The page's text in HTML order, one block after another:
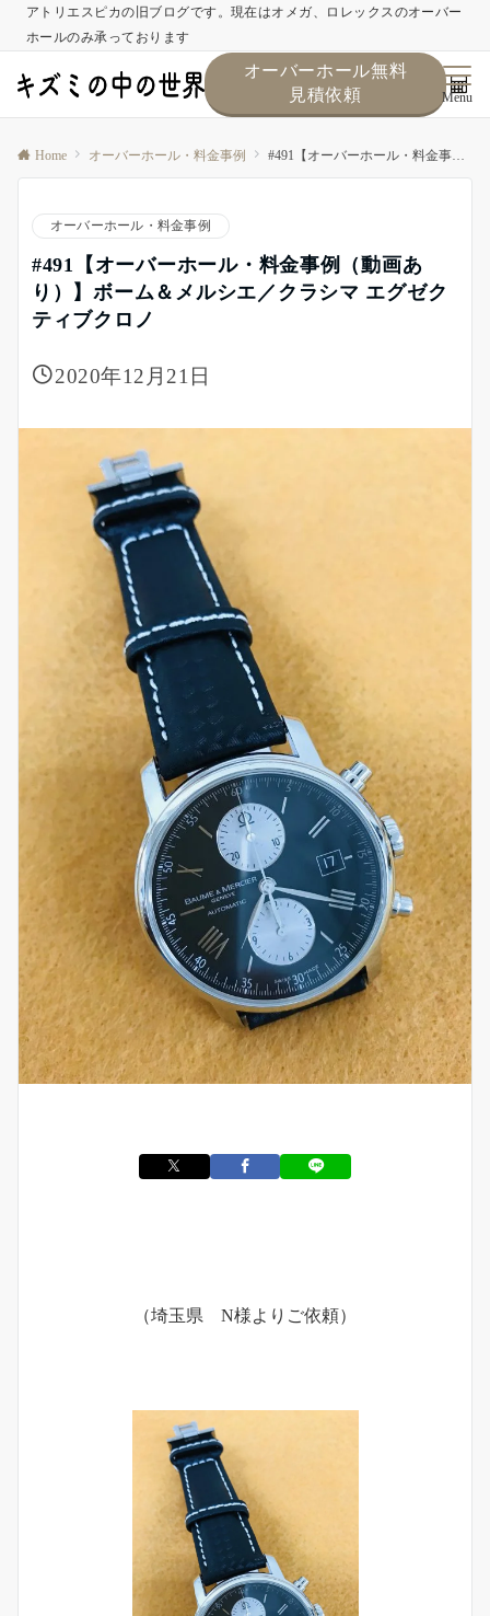
アトリエスピカの旧ブログです。現在はオメガ、ロレックスのオーバー
ホールのみ承っております
オーバーホール無料
見積依頼
Menu
Home オーバーホール・料金事例 #491【オーバーホール・料金事例（動画あり）】ボーム＆メルシエ／クラシマ エグゼクティブクロノ
オーバーホール・料金事例
#491【オーバーホール・料金事例（動画あ
り）】ボーム＆メルシエ／クラシマ エグゼク
ティブクロノ
2020年12月21日
（埼玉県 N様よりご依頼）